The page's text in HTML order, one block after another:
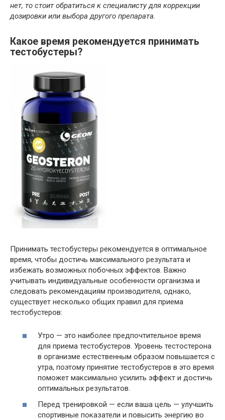
нет, то стоит обратиться к специалисту для коррекции
дозировки или выбора другого препарата.
Какое время рекомендуется принимать
тестобустеры?
Принимать тестобустеры рекомендуется в оптимальное
время, чтобы достичь максимального результата и
избежать возможных побочных эффектов. Важно
учитывать индивидуальные особенности организма и
следовать рекомендациям производителя, однако,
существует несколько общих правил для приема
тестобустеров:
Утро — это наиболее предпочтительное время
для приема тестобустеров. Уровень тестостерона
в организме естественным образом повышается с
утра, поэтому принятие тестобустеров в это время
поможет максимально усилить эффект и достичь
оптимальных результатов.
Перед тренировкой — если ваша цель — улучшить
спортивные показатели и повысить энергию во